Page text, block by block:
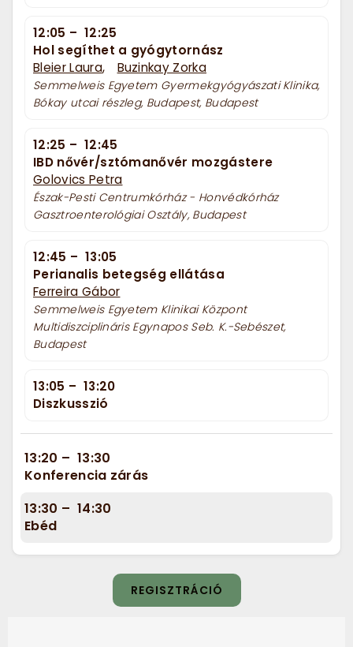
12:05 – 12:25
Hol segíthet a gyógytornász
Bleier Laura, Buzinkay Zorka
Semmelweis Egyetem Gyermekgyógyászati Klinika,
Bókay utcai részleg, Budapest, Budapest
12:25 – 12:45
IBD nővér/sztómanővér mozgástere
Golovics Petra
Észak-Pesti Centrumkórház - Honvédkórház
Gasztroenterológiai Osztály, Budapest
12:45 – 13:05
Perianalis betegség ellátása
Ferreira Gábor
Semmelweis Egyetem Klinikai Központ
Multidiszciplináris Egynapos Seb. K.-Sebészet,
Budapest
13:05 – 13:20
Diszkusszió
13:20 – 13:30
Konferencia zárás
13:30 – 14:30
Ebéd
REGISZTRÁCIÓ